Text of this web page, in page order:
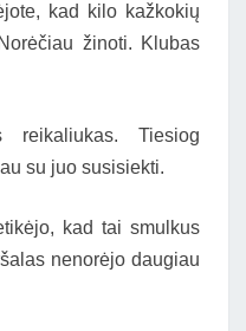
kad kilo kažkokių
žinoti. Klubas
reikaliukas. Tiesiog
su juo susisiekti.
kad tai smulkus
nenorėjo daugiau